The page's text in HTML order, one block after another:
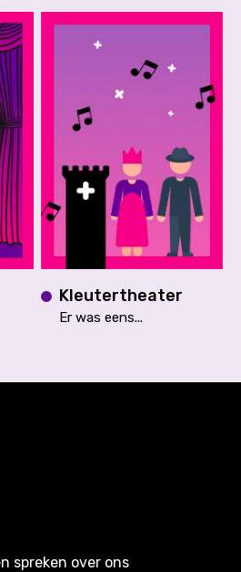
Kleutertheater
Er was eens...
spreken over ons